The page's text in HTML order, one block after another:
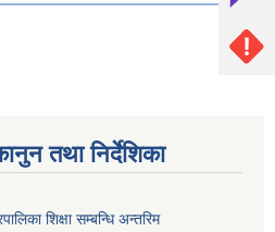
तथा निर्देशिका
शिक्षा सम्बन्धि अन्तरिम